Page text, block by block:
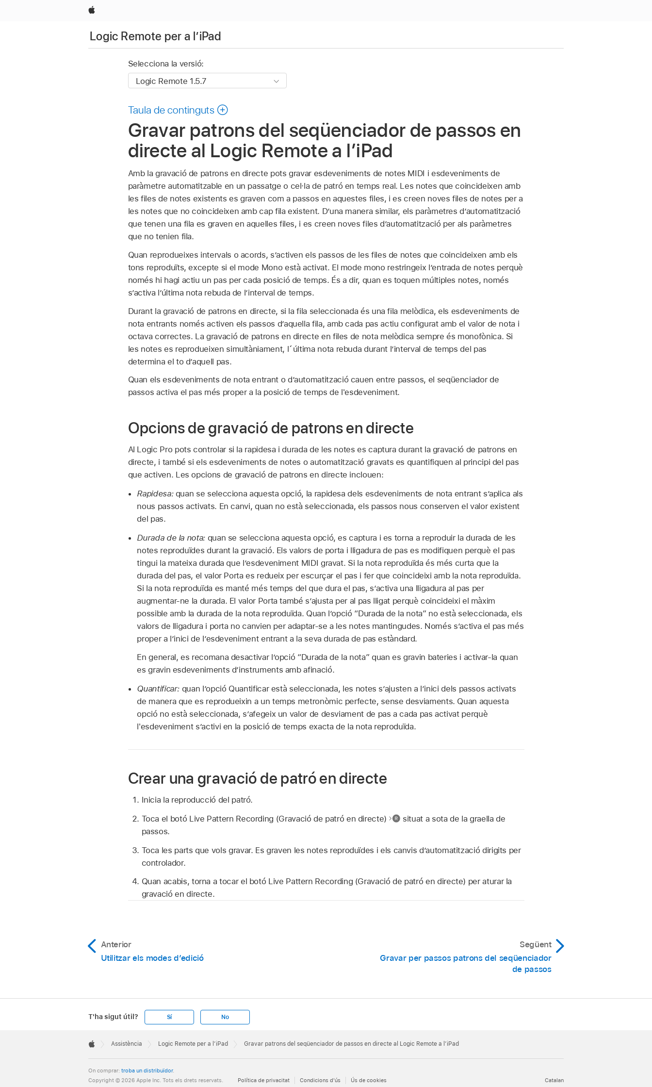
Apple
Logic Remote per a l’iPad
Selecciona la versió:
Taula de continguts
Gravar patrons del seqüenciador de passos en
directe al Logic Remote a l’iPad
Amb la gravació de patrons en directe pots gravar esdeveniments de notes MIDI i esdeveniments de
paràmetre automatitzable en un passatge o cel·la de patró en temps real. Les notes que coincideixen amb
les files de notes existents es graven com a passos en aquestes files, i es creen noves files de notes per a
les notes que no coincideixen amb cap fila existent. D’una manera similar, els paràmetres d’automatització
que tenen una fila es graven en aquelles files, i es creen noves files d’automatització per als paràmetres
que no tenien fila.
Quan reprodueixes intervals o acords, s’activen els passos de les files de notes que coincideixen amb els
tons reproduïts, excepte si el mode Mono està activat. El mode mono restringeix l’entrada de notes perquè
només hi hagi actiu un pas per cada posició de temps. És a dir, quan es toquen múltiples notes, només
s’activa l’última nota rebuda de l’interval de temps.
Durant la gravació de patrons en directe, si la fila seleccionada és una fila melòdica, els esdeveniments de
nota entrants només activen els passos d’aquella fila, amb cada pas actiu configurat amb el valor de nota i
octava correctes. La gravació de patrons en directe en files de nota melòdica sempre és monofònica. Si
les notes es reprodueixen simultàniament, l´última nota rebuda durant l’interval de temps del pas
determina el to d’aquell pas.
Quan els esdeveniments de nota entrant o d’automatització cauen entre passos, el seqüenciador de
passos activa el pas més proper a la posició de temps de l'esdeveniment.
Opcions de gravació de patrons en directe
Al Logic Pro pots controlar si la rapidesa i durada de les notes es captura durant la gravació de patrons en
directe, i també si els esdeveniments de notes o automatització gravats es quantifiquen al principi del pas
que activen. Les opcions de gravació de patrons en directe inclouen:
Rapidesa: quan se selecciona aquesta opció, la rapidesa dels esdeveniments de nota entrant s’aplica als
nous passos activats. En canvi, quan no està seleccionada, els passos nous conserven el valor existent
del pas.
Durada de la nota: quan se selecciona aquesta opció, es captura i es torna a reproduir la durada de les
notes reproduïdes durant la gravació. Els valors de porta i lligadura de pas es modifiquen perquè el pas
tingui la mateixa durada que l’esdeveniment MIDI gravat. Si la nota reproduïda és més curta que la
durada del pas, el valor Porta es redueix per escurçar el pas i fer que coincideixi amb la nota reproduïda.
Si la nota reproduïda es manté més temps del que dura el pas, s’activa una lligadura al pas per
augmentar‑ne la durada. El valor Porta també s’ajusta per al pas lligat perquè coincideixi el màxim
possible amb la durada de la nota reproduïda. Quan l’opció “Durada de la nota” no està seleccionada, els
valors de lligadura i porta no canvien per adaptar‑se a les notes mantingudes. Només s’activa el pas més
proper a l’inici de l’esdeveniment entrant a la seva durada de pas estàndard.
En general, es recomana desactivar l’opció “Durada de la nota” quan es gravin bateries i activar‑la quan
es gravin esdeveniments d’instruments amb afinació.
Quantificar: quan l’opció Quantificar està seleccionada, les notes s’ajusten a l’inici dels passos activats
de manera que es reprodueixin a un temps metronòmic perfecte, sense desviaments. Quan aquesta
opció no està seleccionada, s’afegeix un valor de desviament de pas a cada pas activat perquè
l'esdeveniment s’activi en la posició de temps exacta de la nota reproduïda.
Crear una gravació de patró en directe
Inicia la reproducció del patró.
Toca el botó Live Pattern Recording (Gravació de patró en directe)
situat a sota de la graella de
passos.
Toca les parts que vols gravar. Es graven les notes reproduïdes i els canvis d’automatització dirigits per
controlador.
Quan acabis, torna a tocar el botó Live Pattern Recording (Gravació de patró en directe) per aturar la
gravació en directe.
Anterior
Utilitzar els modes d’edició
Següent
Gravar per passos patrons del seqüenciador
de passos
T'ha sigut útil? Sí No
Footer

Assistència Logic Remote per a l’iPad Gravar patrons del seqüenciador de passos en directe al Logic Remote a l’iPad
On comprar: troba un distribuïdor.
Catalan
Copyright © 2026 Apple Inc. Tots els drets reservats. Política de privacitat Condicions d'ús Ús de cookies